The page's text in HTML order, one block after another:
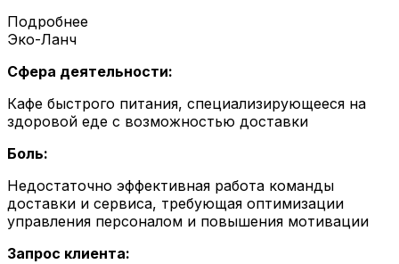
Подробнее
Эко-Ланч
Сфера деятельности:
Кафе быстрого питания, специализирующееся на
здоровой еде с возможностью доставки
Боль:
Недостаточно эффективная работа команды
доставки и сервиса, требующая оптимизации
управления персоналом и повышения мотивации
Запрос клиента: